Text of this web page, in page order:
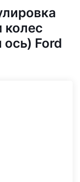
колес
ось) Ford